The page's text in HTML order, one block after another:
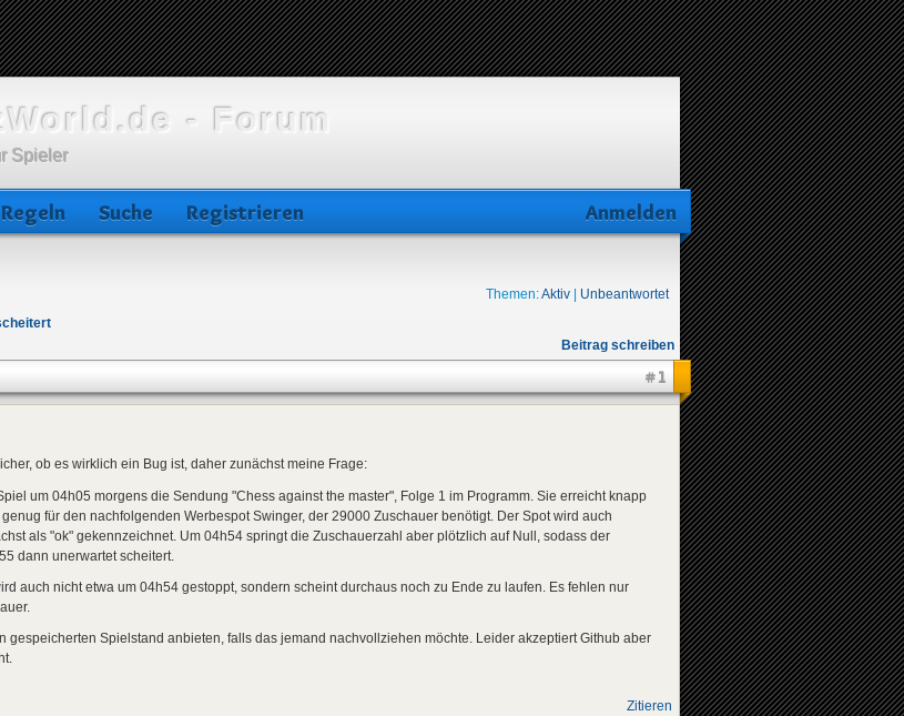
- Forum
Spieler
Regeln Suche Registrieren Anmelden
Themen:Aktiv
Unbeantwortet
Beitrag schreiben
#1
ob es wirklich ein Bug ist, daher zunächst meine Frage:
um 04h05 morgens die Sendung "Chess against the master", Folge 1 im Programm. Sie erreicht knapp
für den nachfolgenden Werbespot Swinger, der 29000 Zuschauer benötigt. Der Spot wird auch
als "ok" gekennzeichnet. Um 04h54 springt die Zuschauerzahl aber plötzlich auf Null, sodass der
dann unerwartet scheitert.
auch nicht etwa um 04h54 gestoppt, sondern scheint durchaus noch zu Ende zu laufen. Es fehlen nur
gespeicherten Spielstand anbieten, falls das jemand nachvollziehen möchte. Leider akzeptiert Github aber
Zitieren